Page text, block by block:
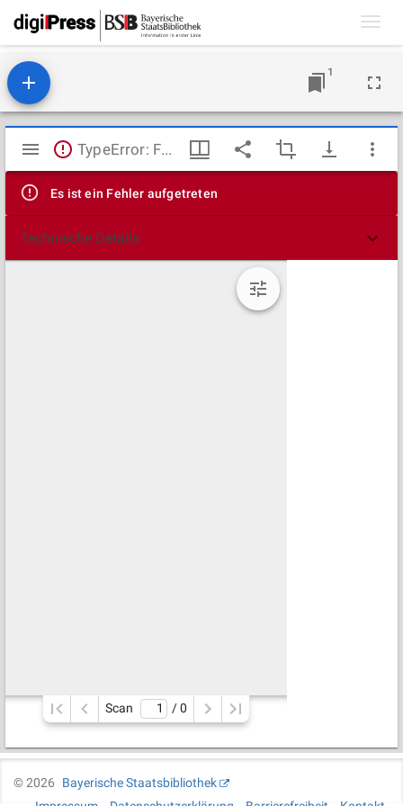
1
Mirador
Viewer
TypeError: Failed to fetch
Es ist ein Fehler aufgetreten
Technische Details
Scan / 0
©2026
Bayerische Staatsbibliothek